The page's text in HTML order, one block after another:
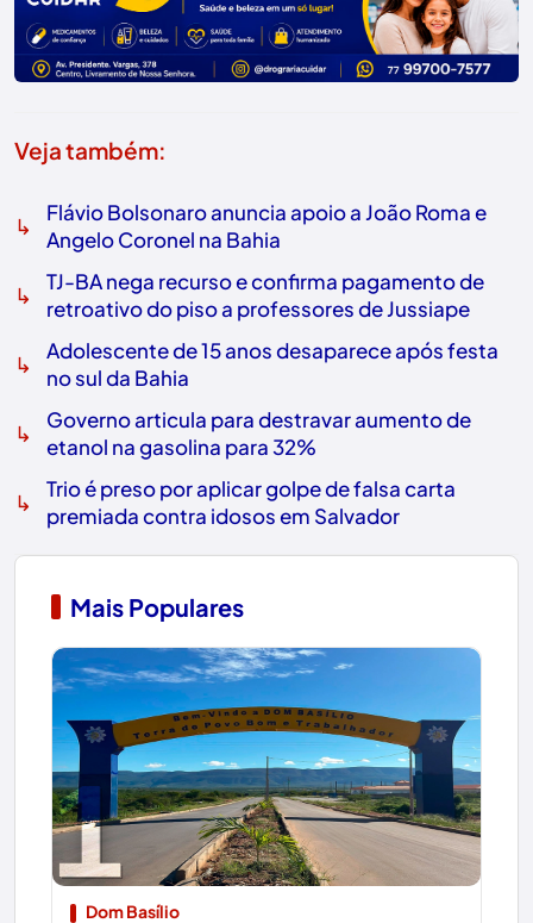
Veja também:
↳
Flávio Bolsonaro anuncia apoio a João Roma e
Angelo Coronel na Bahia
↳
TJ-BA nega recurso e confirma pagamento de
retroativo do piso a professores de Jussiape
↳
Adolescente de 15 anos desaparece após festa
no sul da Bahia
↳
Governo articula para destravar aumento de
etanol na gasolina para 32%
↳
Trio é preso por aplicar golpe de falsa carta
premiada contra idosos em Salvador
Mais Populares
1
Dom Basílio